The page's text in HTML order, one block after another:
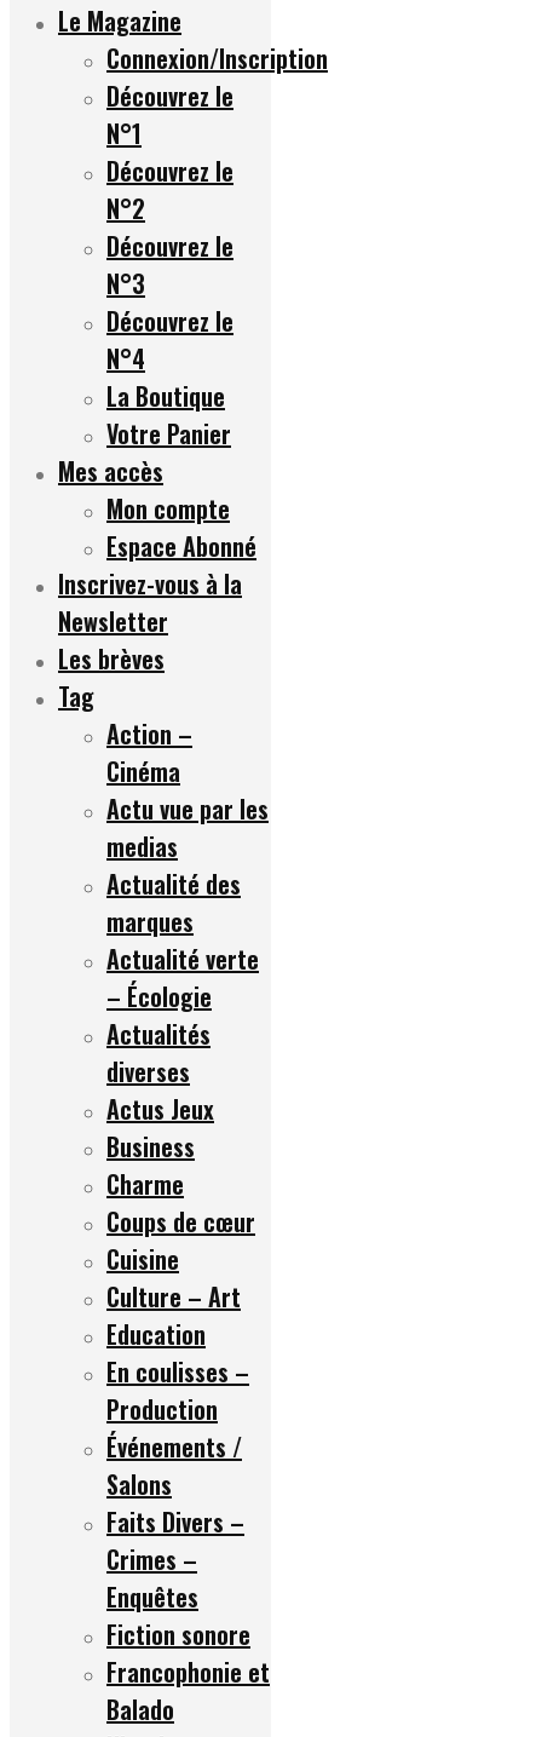
Le Magazine
Connexion/Inscription
Découvrez le
N°1
Découvrez le
N°2
Découvrez le
N°3
Découvrez le
N°4
La Boutique
Votre Panier
Mes accès
Mon compte
Espace Abonné
Inscrivez-vous à la
Newsletter
Les brèves
Tag
Action –
Cinéma
Actu vue par les
medias
Actualité des
marques
Actualité verte
– Écologie
Actualités
diverses
Actus Jeux
Business
Charme
Coups de cœur
Cuisine
Culture – Art
Education
En coulisses –
Production
Événements /
Salons
Faits Divers –
Crimes –
Enquêtes
Fiction sonore
Francophonie et
Balado